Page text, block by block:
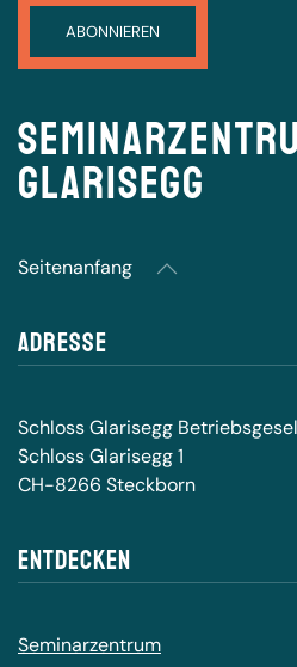
Glarisegg
Seitenanfang
Adresse
Schloss Glarisegg
Schloss Glarisegg 1
CH-8266 Steckborn
Entdecken
Seminarzentrum